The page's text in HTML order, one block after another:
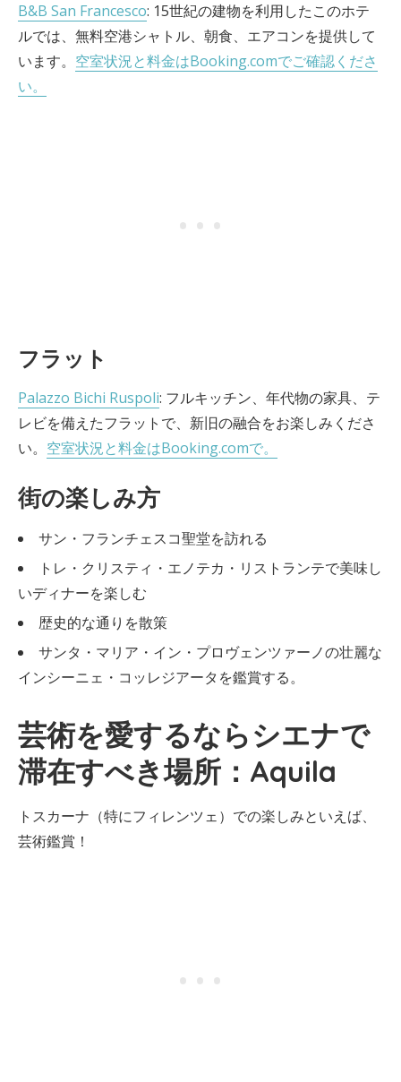
B&B San Francesco: 15世紀の建物を利用したこのホテ
ルでは、無料空港シャトル、朝食、エアコンを提供して
います。 空室状況と料金はBooking.comでご確認くださ
い。
フラット
Palazzo Bichi Ruspoli: フルキッチン、年代物の家具、テ
レビを備えたフラットで、新旧の融合をお楽しみくださ
い。 空室状況と料金はBooking.comで。
街の楽しみ方
サン・フランチェスコ聖堂を訪れる
トレ・クリスティ・エノテカ・リストランテで美味し
いディナーを楽しむ
歴史的な通りを散策
サンタ・マリア・イン・プロヴェンツァーノの壮麗な
インシーニェ・コッレジアータを鑑賞する。
芸術を愛するならシエナで
滞在すべき場所：Aquila
トスカーナ（特にフィレンツェ）での楽しみといえば、
芸術鑑賞！